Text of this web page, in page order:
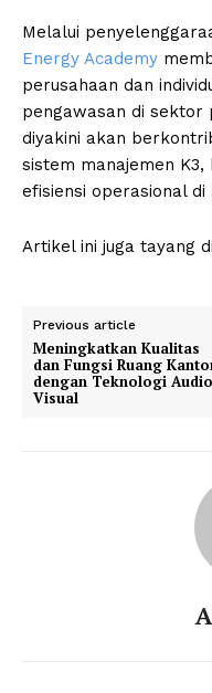
Melalui
Energy Academy
perusahaan dan
pengawasan di sektor
diyakini akan
sistem manajemen
efisiensi operasional
Artikel ini juga tayang di
Previous article
Meningkatkan Kualitas
dan Fungsi Ruang
dengan Teknologi Audio
Visual